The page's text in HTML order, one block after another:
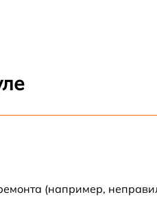
(например,